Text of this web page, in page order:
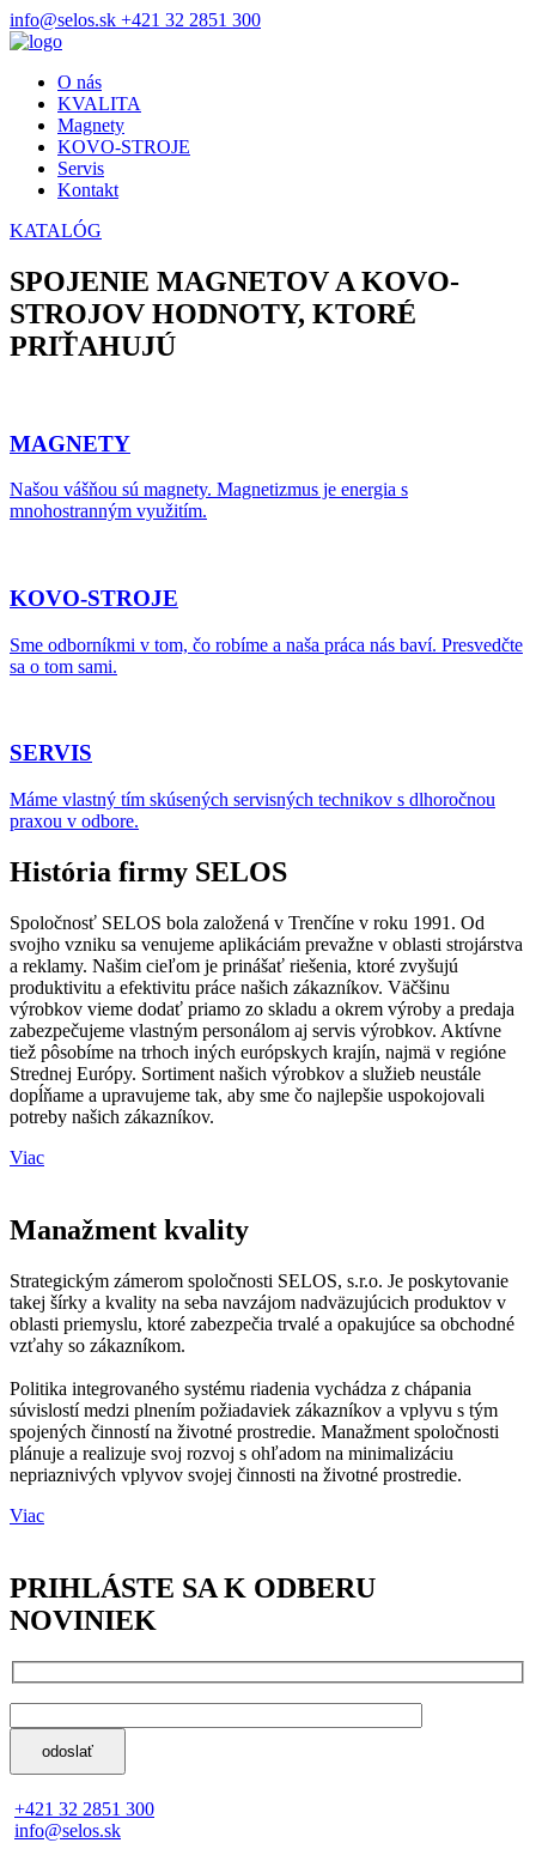
info@selos.sk +421 32 2851 300
O nás
KVALITA
Magnety
KOVO-STROJE
Servis
Kontakt
KATALÓG
SPOJENIE MAGNETOV A KOVO-
STROJOV HODNOTY, KTORÉ
PRIŤAHUJÚ
MAGNETY
Našou vášňou sú magnety. Magnetizmus je energia s
mnohostranným využitím.
KOVO-STROJE
Sme odborníkmi v tom, čo robíme a naša práca nás baví. Presvedčte
sa o tom sami.
SERVIS
Máme vlastný tím skúsených servisných technikov s dlhoročnou
praxou v odbore.
História firmy SELOS
Spoločnosť SELOS bola založená v Trenčíne v roku 1991. Od
svojho vzniku sa venujeme aplikáciám prevažne v oblasti strojárstva
a reklamy. Našim cieľom je prinášať riešenia, ktoré zvyšujú
produktivitu a efektivitu práce našich zákazníkov. Väčšinu
výrobkov vieme dodať priamo zo skladu a okrem výroby a predaja
zabezpečujeme vlastným personálom aj servis výrobkov. Aktívne
tiež pôsobíme na trhoch iných európskych krajín, najmä v regióne
Strednej Európy. Sortiment našich výrobkov a služieb neustále
dopĺňame a upravujeme tak, aby sme čo najlepšie uspokojovali
potreby našich zákazníkov.
Viac
Manažment kvality
Strategickým zámerom spoločnosti SELOS, s.r.o. Je poskytovanie
takej šírky a kvality na seba navzájom nadväzujúcich produktov v
oblasti priemyslu, ktoré zabezpečia trvalé a opakujúce sa obchodné
vzťahy so zákazníkom.
Politika integrovaného systému riadenia vychádza z chápania
súvislostí medzi plnením požiadaviek zákazníkov a vplyvu s tým
spojených činností na životné prostredie. Manažment spoločnosti
plánuje a realizuje svoj rozvoj s ohľadom na minimalizáciu
nepriaznivých vplyvov svojej činnosti na životné prostredie.
Viac
PRIHLÁSTE SA K ODBERU
NOVINIEK
+421 32 2851 300
info@selos.sk